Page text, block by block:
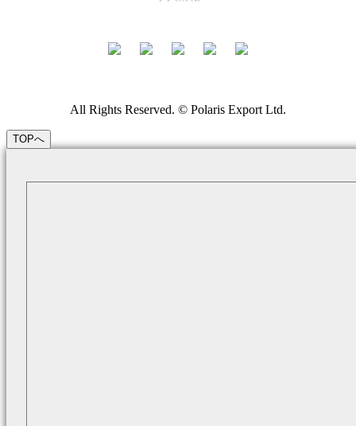
All Rights Reserved. © Polaris Export Ltd.
TOPへ